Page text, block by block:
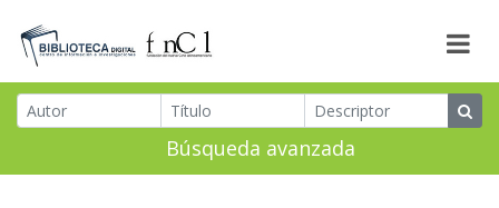
Búsqueda avanzada